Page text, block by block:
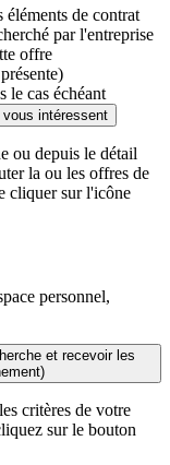
éléments de contrat
par l'entreprise
offre
le cas échéant
intéressent
ou depuis le détail
la ou les offres de
cliquer sur l'icône
personnel,
et recevoir les
critères de votre
sur le bouton